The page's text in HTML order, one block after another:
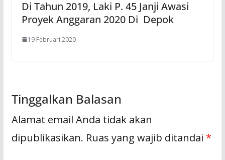
Di Tahun 2019, Laki P. 45 Janji Awasi
Proyek Anggaran 2020 Di Depok
19 Februari 2020
Tinggalkan Balasan
Alamat email Anda tidak akan
dipublikasikan. Ruas yang wajib ditandai *